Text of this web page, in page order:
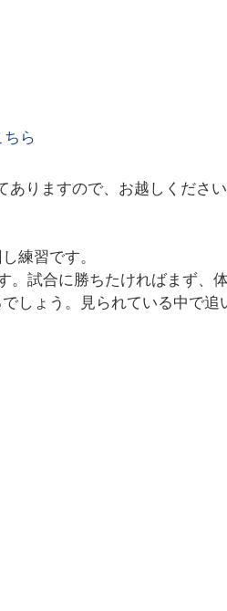
ら
りますので、お越しください
練習です。
試合に勝ちたければまず、
しょう。見られている中で追